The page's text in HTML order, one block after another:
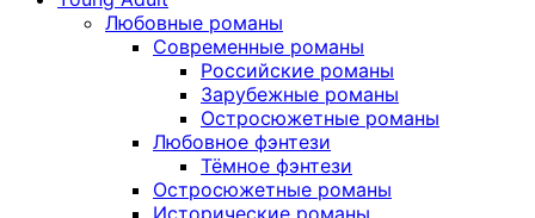
Любовные романы
Современные романы
Российские романы
Зарубежные романы
Остросюжетные романы
Любовное фэнтези
Тёмное фэнтези
Остросюжетные романы
Исторические романы